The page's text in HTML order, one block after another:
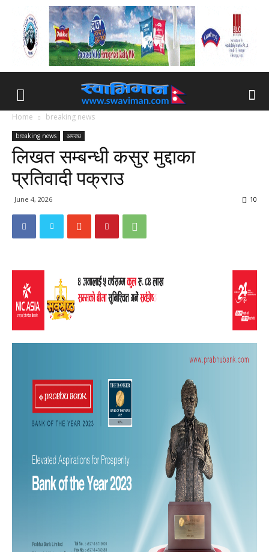
Home breaking news
breaking news अपराध
लिखत सम्बन्धी कसुर मुद्दाका
प्रतिवादी पक्राउ
June 4, 2026 10